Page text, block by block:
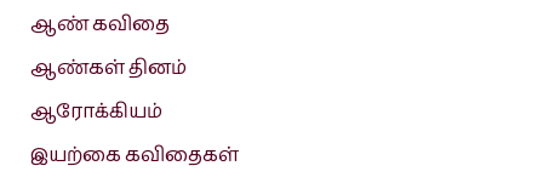
ஆண் கவிதை
ஆண்கள் தினம்
ஆரோக்கியம்
இயற்கை கவிதைகள்